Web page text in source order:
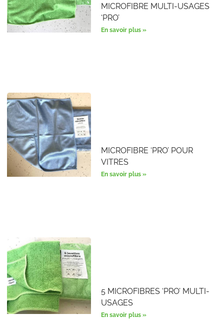
MICROFIBRE MULTI-USAGES
‘PRO’
En savoir plus »
MICROFIBRE ‘PRO’ POUR
VITRES
En savoir plus »
5 MICROFIBRES ‘PRO’ MULTI-
USAGES
En savoir plus »